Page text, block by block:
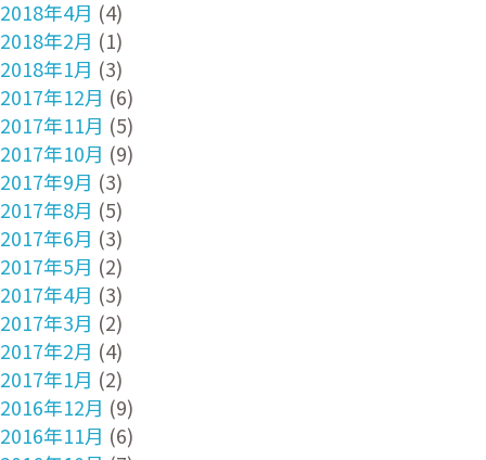
2018年4月 (4)
2018年2月 (1)
2018年1月 (3)
2017年12月 (6)
2017年11月 (5)
2017年10月 (9)
2017年9月 (3)
2017年8月 (5)
2017年6月 (3)
2017年5月 (2)
2017年4月 (3)
2017年3月 (2)
2017年2月 (4)
2017年1月 (2)
2016年12月 (9)
2016年11月 (6)